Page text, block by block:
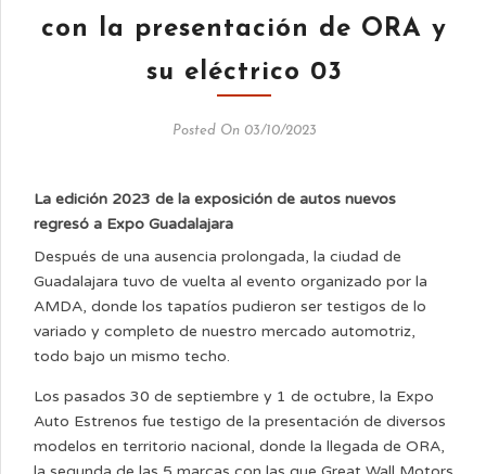
con la presentación de ORA y
su eléctrico 03
Posted On 03/10/2023
La edición 2023 de la exposición de autos nuevos
regresó a Expo Guadalajara
Después de una ausencia prolongada, la ciudad de
Guadalajara tuvo de vuelta al evento organizado por la
AMDA, donde los tapatíos pudieron ser testigos de lo
variado y completo de nuestro mercado automotriz,
todo bajo un mismo techo.
Los pasados 30 de septiembre y 1 de octubre, la Expo
Auto Estrenos fue testigo de la presentación de diversos
modelos en territorio nacional, donde la llegada de ORA,